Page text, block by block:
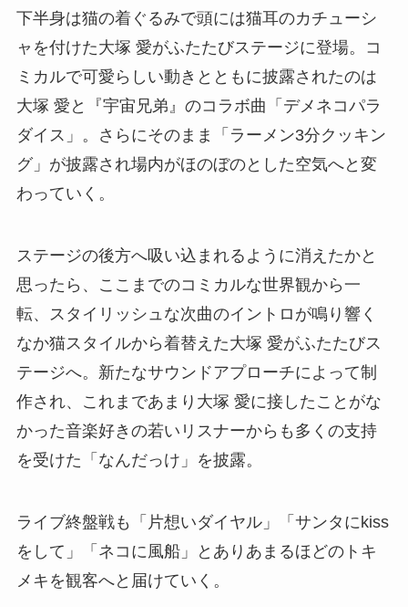
下半身は猫の着ぐるみで頭には猫耳のカチューシ
ャを付けた大塚 愛がふたたびステージに登場。コ
ミカルで可愛らしい動きとともに披露されたのは
大塚 愛と『宇宙兄弟』のコラボ曲「デメネコパラ
ダイス」。さらにそのまま「ラーメン3分クッキン
グ」が披露され場内がほのぼのとした空気へと変
わっていく。
ステージの後方へ吸い込まれるように消えたかと
思ったら、ここまでのコミカルな世界観から一
転、スタイリッシュな次曲のイントロが鳴り響く
なか猫スタイルから着替えた大塚 愛がふたたびス
テージへ。新たなサウンドアプローチによって制
作され、これまであまり大塚 愛に接したことがな
かった音楽好きの若いリスナーからも多くの支持
を受けた「なんだっけ」を披露。
ライブ終盤戦も「片想いダイヤル」「サンタにkiss
をして」「ネコに風船」とありあまるほどのトキ
メキを観客へと届けていく。